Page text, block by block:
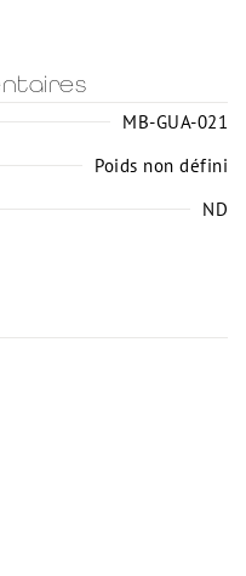
MB-GUA-021
Poids non défini
ND